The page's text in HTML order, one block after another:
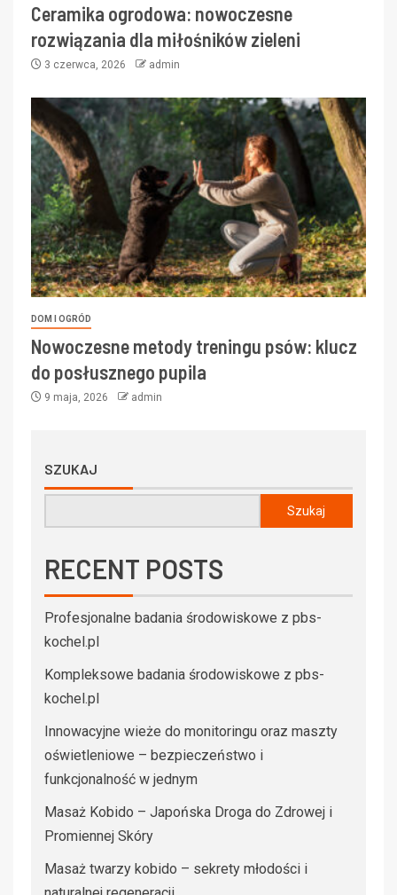
Ceramika ogrodowa: nowoczesne
rozwiązania dla miłośników zieleni
3 czerwca, 2026 admin
DOM I OGRÓD
Nowoczesne metody treningu psów: klucz
do posłusznego pupila
9 maja, 2026 admin
SZUKAJ
Szukaj
RECENT POSTS
Profesjonalne badania środowiskowe z pbs-
kochel.pl
Kompleksowe badania środowiskowe z pbs-
kochel.pl
Innowacyjne wieże do monitoringu oraz maszty
oświetleniowe – bezpieczeństwo i
funkcjonalność w jednym
Masaż Kobido – Japońska Droga do Zdrowej i
Promiennej Skóry
Masaż twarzy kobido – sekrety młodości i